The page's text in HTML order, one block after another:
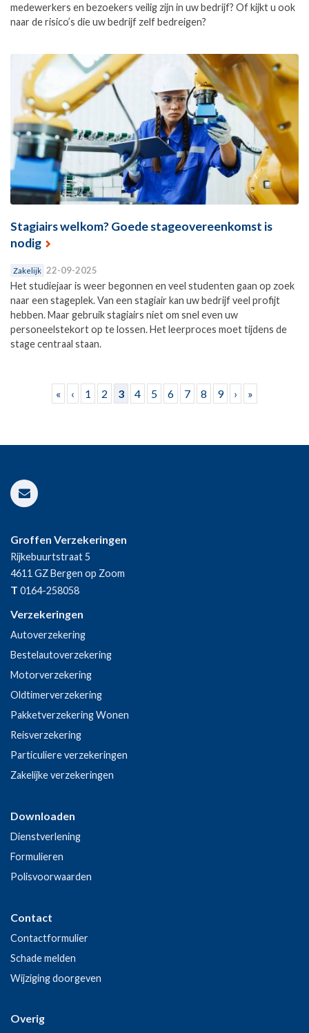
medewerkers en bezoekers veilig zijn in uw bedrijf? Of kijkt u ook
naar de risico’s die uw bedrijf zelf bedreigen?
Stagiairs welkom? Goede stageovereenkomst is
nodig
Zakelijk 22-09-2025
Het studiejaar is weer begonnen en veel studenten gaan op zoek
naar een stageplek. Van een stagiair kan uw bedrijf veel profijt
hebben. Maar gebruik stagiairs niet om snel even uw
personeelstekort op te lossen. Het leerproces moet tijdens de
stage centraal staan.
« ‹ 1 2 3 4 5 6 7 8 9 › »
Groffen Verzekeringen
Rijkebuurtstraat 5
4611 GZBergen op Zoom
T 0164-258058
Verzekeringen
Autoverzekering
Bestelautoverzekering
Motorverzekering
Oldtimerverzekering
Pakketverzekering Wonen
Reisverzekering
Particuliere verzekeringen
Zakelijke verzekeringen
Downloaden
Dienstverlening
Formulieren
Polisvoorwaarden
Contact
Contactformulier
Schade melden
Wijziging doorgeven
Overig